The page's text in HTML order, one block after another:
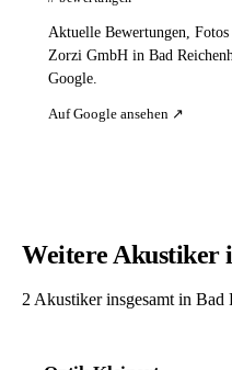
Aktuelle Bewertungen,
Zorzi GmbH in Bad
Google.
Auf Google ansehen ↗
Weitere Akustiker
2 Akustiker insgesamt in Bad